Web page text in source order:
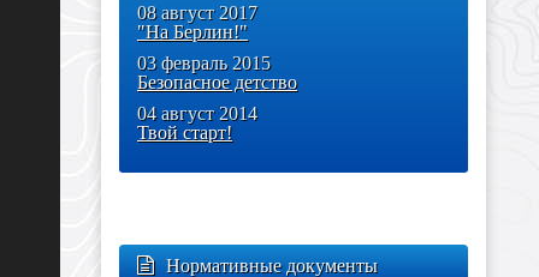
08 август 2017
"На Берлин!"
03 февраль 2015
Безопасное детство
04 август 2014
Твой старт!
Нормативные документы